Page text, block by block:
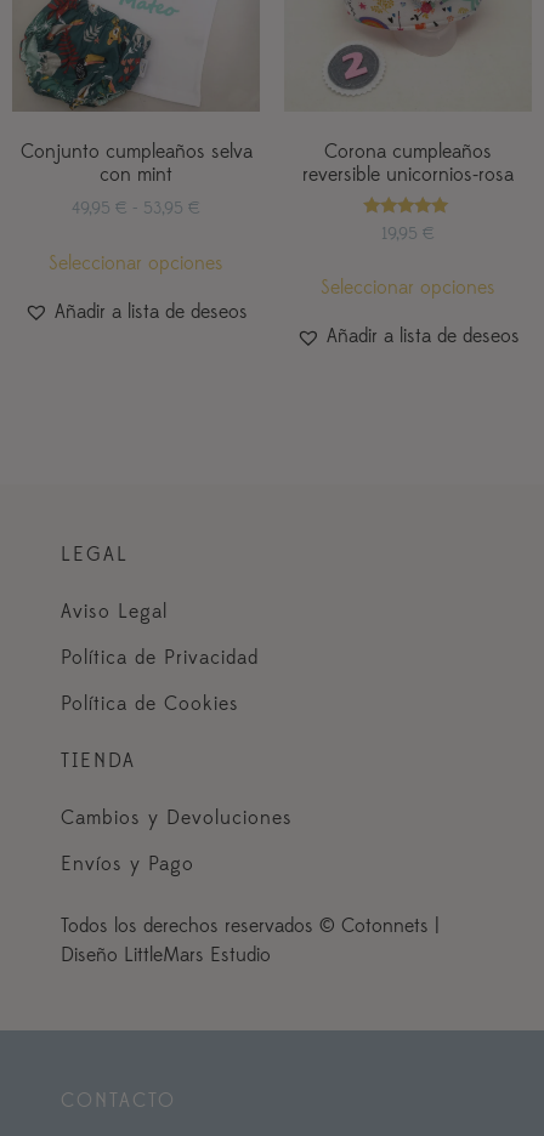
Conjunto cumpleaños selva
con mint
49,95 € - 53,95 €
Seleccionar opciones
Añadir a lista de deseos
Corona cumpleaños
reversible unicornios-rosa
Valorado
con
19,95 €
Seleccionar opciones
Añadir a lista de deseos
LEGAL
Aviso Legal
Política de Privacidad
Política de Cookies
TIENDA
Cambios y Devoluciones
Envíos y Pago
Todos los derechos reservados © Cotonnets |
Diseño LittleMars Estudio
CONTACTO